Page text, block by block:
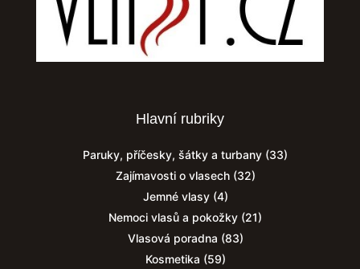
Hlavní rubriky
Paruky, příčesky, šátky a turbany (33)
Zajímavosti o vlasech(32)
Jemné vlasy(4)
Nemoci vlasů a pokožky (21)
Vlasová poradna (83)
Kosmetika (59)